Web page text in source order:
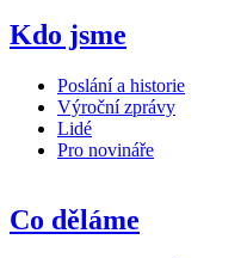
Kdo jsme
Poslání a historie
Výroční zprávy
Lidé
Pro novináře
Co děláme